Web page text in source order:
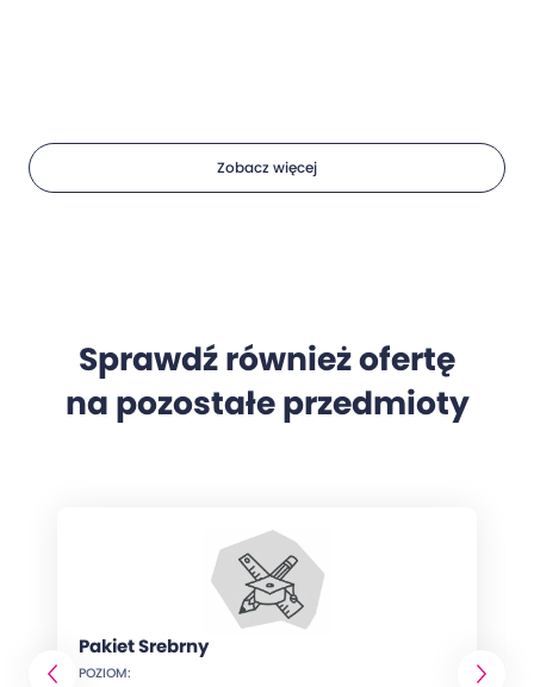
Zobacz więcej
Sprawdź również ofertę
na pozostałe przedmioty
Pakiet Srebrny
POZIOM: